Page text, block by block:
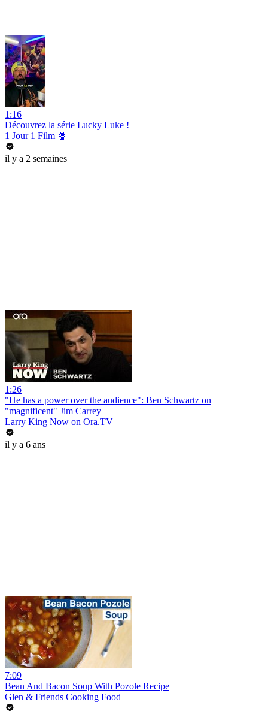
1:16
Découvrez la série Lucky Luke !
1 Jour 1 Film 🍿
il y a 2 semaines
1:26
"He has a power over the audience": Ben Schwartz on
"magnificent" Jim Carrey
Larry King Now on Ora.TV
il y a 6 ans
7:09
Bean And Bacon Soup With Pozole Recipe
Glen & Friends Cooking Food